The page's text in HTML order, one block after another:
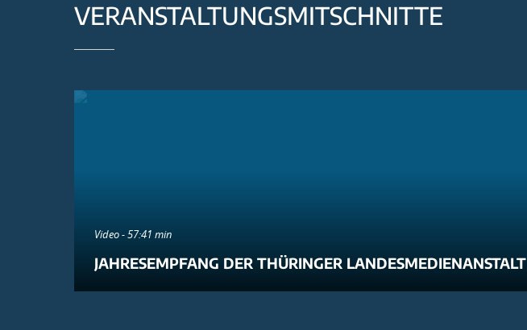
VERANSTALTUNGSMITSCHNITTE
Video - 57:41 min
JAHRESEMPFANG DER THÜRINGER LANDESMEDIENANSTALT